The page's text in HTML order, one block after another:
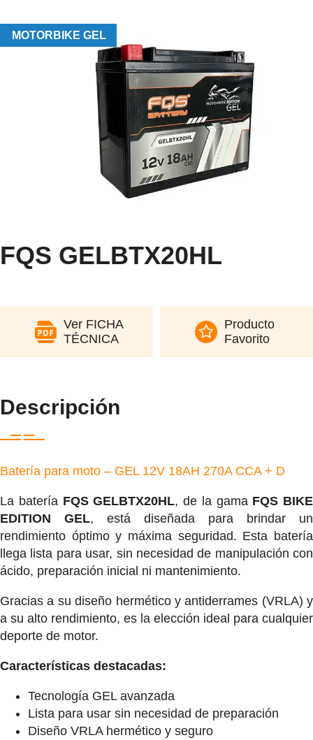
MOTORBIKE GEL
FQS GELBTX20HL
Ver FICHA
TÉCNICA
Producto
Favorito
Descripción
Batería para moto – GEL 12V 18AH 270A CCA + D
La batería FQS GELBTX20HL, de la gama FQS BIKE
EDITION GEL, está diseñada para brindar un
rendimiento óptimo y máxima seguridad. Esta batería
llega lista para usar, sin necesidad de manipulación con
ácido, preparación inicial ni mantenimiento.
Gracias a su diseño hermético y antiderrames (VRLA) y
a su alto rendimiento, es la elección ideal para cualquier
deporte de motor.
Características destacadas:
Tecnología GEL avanzada
Lista para usar sin necesidad de preparación
Diseño VRLA hermético y seguro